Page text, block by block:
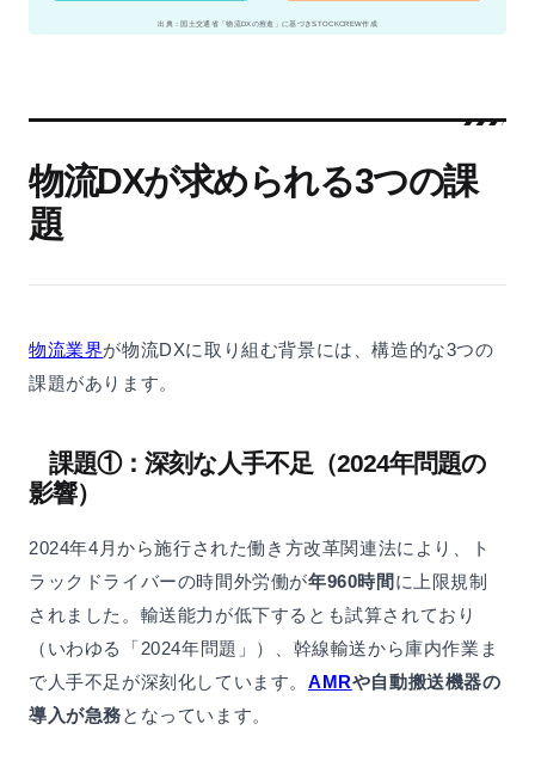
出典：国土交通省「物流DXの推進」に基づきSTOCKCREW作成
物流DXが求められる3つの課
題
物流業界が物流DXに取り組む背景には、構造的な3つの
課題があります。
課題①：深刻な人手不足（2024年問題の
影響）
2024年4月から施行された働き方改革関連法により、ト
ラックドライバーの時間外労働が年960時間 に上限規制
されました。輸送能力が低下するとも試算されており
（いわゆる「2024年問題」）、幹線輸送から庫内作業ま
で人手不足が深刻化しています。 AMRや自動搬送機器の
導入が急務となっています。